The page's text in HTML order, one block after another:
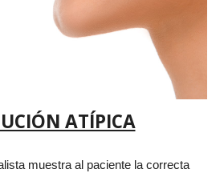
ATÍPICA
muestra al paciente la correcta